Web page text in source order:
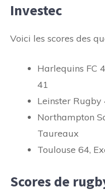
Investec
Voici les scores des
Harlequins FC
41
Leinster Rugby
Northampton
Taureaux
Toulouse 64,
Scores de